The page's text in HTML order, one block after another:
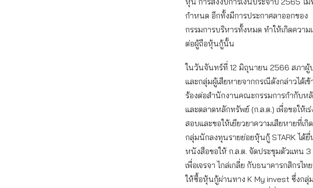
กำหนด อีกทั้งมีการประกาศลาออกของ
กรรมการบริหารทั้งหมด ทำให้เกิดความ
ต่อผู้ถือหุ้นกู้นั้น
ในวันจันทร์ที่ 12 มิถุนายน 2566 สภาผู้
และกลุ่มผู้เสียหายจากกรณีดังกล่าวได้เข้
ร้องต่อสำนักงานคณะกรรมการกำกับห
และตลาดหลักทรัพย์ (ก.ล.ต.) เพื่อขอให้เร่
สอบและขอให้เยียวยาความเสียหายที่เกิ
กลุ่มนักลงทุนรายย่อยหุ้นกู้ STARK ได้ยื่
หนังสือขอให้ ก.ล.ต. จัดประชุมตัวแทน 3
เพื่อเจรจา ไกล่เกลี่ย กับธนาคารกสิกรไท
ให้ซื้อหุ้นกู้ผ่านทาง K My invest ซึ่งกลุ่